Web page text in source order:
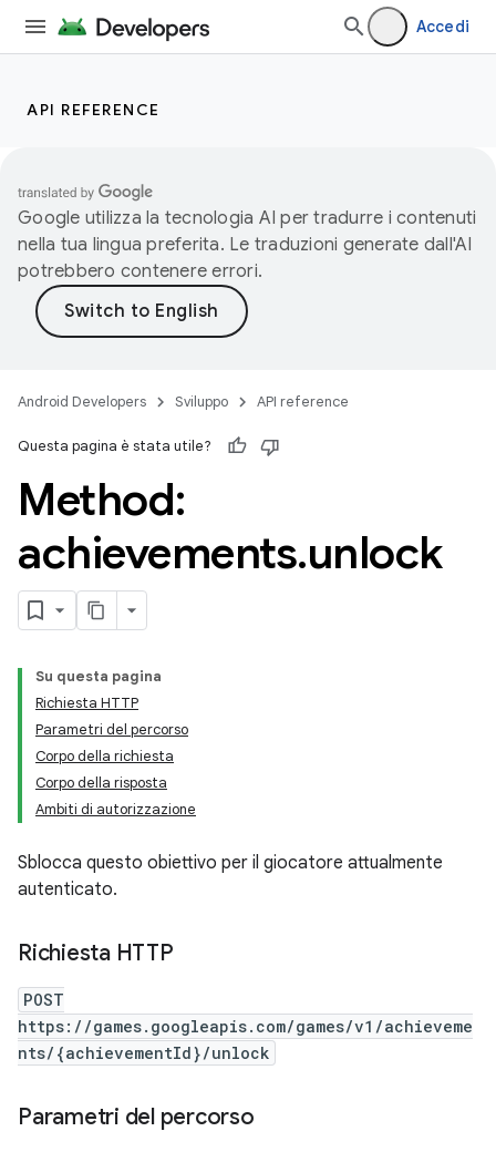
Accedi
API REFERENCE
Google utilizza la tecnologia AI per tradurre i contenuti
nella tua lingua preferita. Le traduzioni generate dall'AI
potrebbero contenere errori.
Android Developers Sviluppo API reference
Questa pagina è stata utile?
Method:
achievements.unlock
Su questa pagina
Richiesta HTTP
Parametri del percorso
Corpo della richiesta
Corpo della risposta
Ambiti di autorizzazione
Sblocca questo obiettivo per il giocatore attualmente
autenticato.
Richiesta HTTP
POST
https://games.googleapis.com/games/v1/achieveme
nts/{achievementId}/unlock
Parametri del percorso